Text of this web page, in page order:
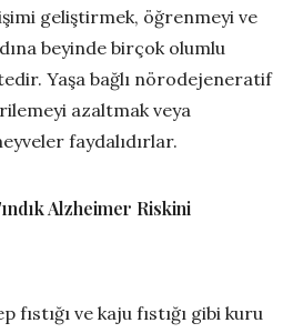
geliştirmek, öğrenmeyi ve
beyinde birçok olumlu
Yaşa bağlı nörodejeneratif
azaltmak veya
faydalıdırlar.
Alzheimer Riskini
fıstığı ve kaju fıstığı gibi kuru